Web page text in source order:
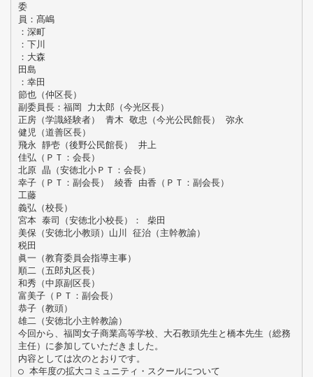
委
員：髙嶋
：深町
：下川
：大森
田島
：幸田
節也（仲区長）
副委員長：福岡 力太郎（今光区長）
正房（学識経験者） 青木 敬忠（今光公民館長） 弥永
健児（道善区長）
飛永 靜壱（後野公民館長） 井上
佳弘（ＰＴ：会長）
北原 晶（安徳北小ＰＴ：会長）
幸子（ＰＴ：副会長） 綾香 由香（ＰＴ：副会長）
工藤
義弘（校長）
宮本 泰司（安徳北小校長）： 柴田
美保（安徳北小教頭）山川 征治（主幹教諭）
税田
眞一（教育委員会指導主事）
順二（五郎丸区長）
和秀（中原副区長）
富美子（ＰＴ：副会長）
恭子（教頭）
雄二（安徳北小主幹教諭）
今回から、福岡女子商業高等学校、大石教頭先生と橋本先生（総務
主任）に参加していただきました。
内容としては次のとおりです。
○ 本年度の拡大コミュニティ・スクールについて